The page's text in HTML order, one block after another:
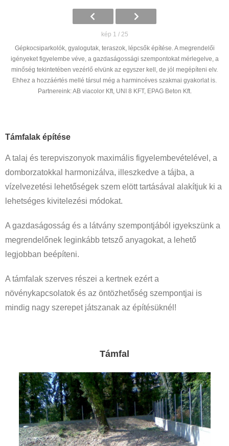
kép 1 / 25
Gépkocsiparkolók, gyalogutak, teraszok, lépcsők építése. A megrendelői
igényeket figyelembe véve, a gazdaságossági szempontokat mérlegelve, a
minőség tekintetében vezérlő elvünk az egyszer kell, de jól megépíteni elv.
Ehhez a hozzáértés mellé társul még a harmincéves szakmai gyakorlat is.
Partnereink: AB viacolor Kft, UNI 8 KFT, EPAG Beton Kft.
Támfal ak építése
A talaj és terepviszonyok maximális figyelembevételével, a
domborzatokkal harmonizálva, illeszkedve a tájba, a
vízelvezetési lehetőségek szem elött tartásával alakítjuk ki a
lehetséges kivitelezési módokat.
A gazdaságosság és a látvány szempontjából igyekszünk a
megrendelőnek leginkább tetsző anyagokat, a lehető
legjobban beépíteni.
A támfalak szerves részei a kertnek ezért a
növénykapcsolatok és az öntözhetőség szempontjai is
mindig nagy szerepet játszanak az építésüknél!
Támfal